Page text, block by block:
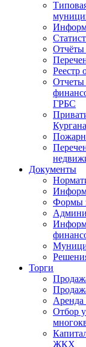
Отчёты
Реестр
Отчеты
ГРБС
Кургана
Документы
Формы
Торги
Отбор
ЖКХ